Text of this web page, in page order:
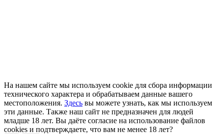
На нашем сайте мы используем cookie для сбора информации
технического характера и обрабатываем данные вашего
местоположения. Здесь вы можете узнать, как мы используем
эти данные. Также наш сайт не предназначен для людей
младше 18 лет. Вы даёте согласие на использование файлов
cookies и подтверждаете, что вам не менее 18 лет?